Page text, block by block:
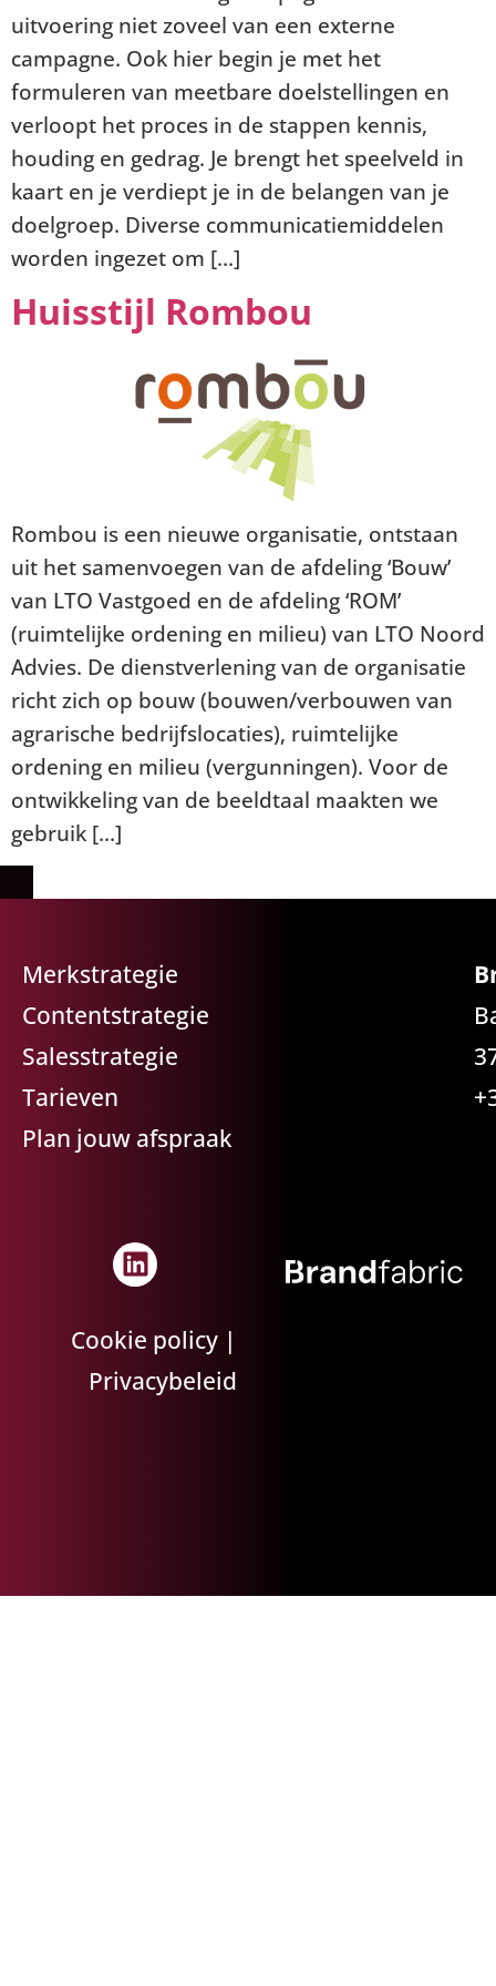
uitvoering niet zoveel van een externe
campagne. Ook hier begin je met het
formuleren van meetbare doelstellingen en
verloopt het proces in de stappen kennis,
houding en gedrag. Je brengt het speelveld in
kaart en je verdiept je in de belangen van je
doelgroep. Diverse communicatiemiddelen
worden ingezet om […]
Huisstijl Rombou
Rombou is een nieuwe organisatie, ontstaan
uit het samenvoegen van de afdeling ‘Bouw’
van LTO Vastgoed en de afdeling ‘ROM’
(ruimtelijke ordening en milieu) van LTO Noord
Advies. De dienstverlening van de organisatie
richt zich op bouw (bouwen/verbouwen van
agrarische bedrijfslocaties), ruimtelijke
ordening en milieu (vergunningen). Voor de
ontwikkeling van de beeldtaal maakten we
gebruik […]
Merkstrategie
Contentstrategie
Salesstrategie
Tarieven
Plan jouw afspraak
Cookie policy |
Privacybeleid